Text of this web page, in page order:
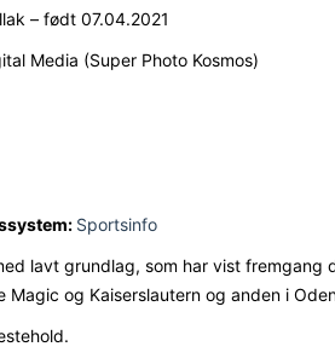
– født 07.04.2021
Media (Super Photo Kosmos)
Sportsinfo
lavt grundlag, som har vist fremgang
Magic og Kaiserslautern og anden i